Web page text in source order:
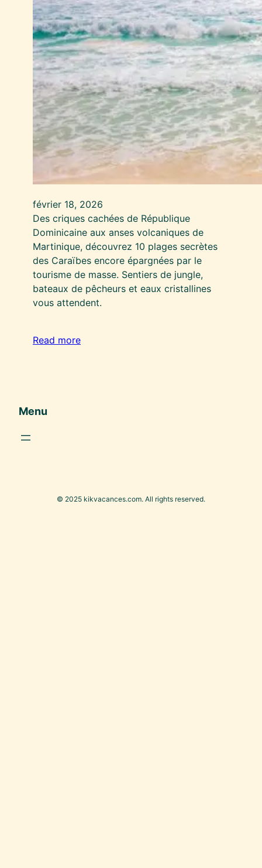
février 18, 2026
Des criques cachées de République
Dominicaine aux anses volcaniques de
Martinique, découvrez 10 plages secrètes
des Caraïbes encore épargnées par le
tourisme de masse. Sentiers de jungle,
bateaux de pêcheurs et eaux cristallines
vous attendent.
Read more
Menu
© 2025 kikvacances.com. All rights reserved.